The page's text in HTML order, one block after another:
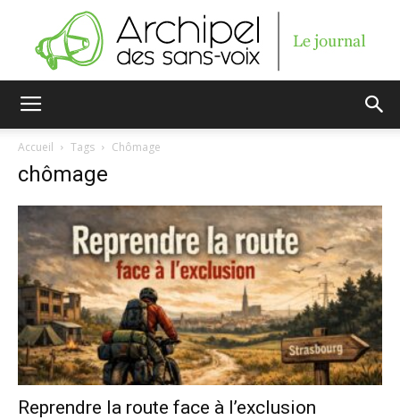
sans-
voix
Accueil Tags Chômage
chômage
Reprendre la route face à l’exclusion